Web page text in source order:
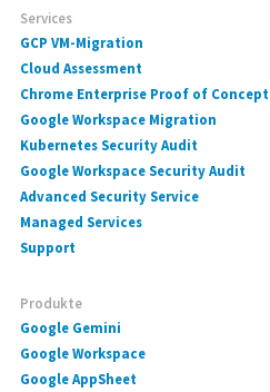
Services
GCP VM-Migration
Cloud Assessment
Chrome Enterprise Proof of Concept
Google Workspace Migration
Kubernetes Security Audit
Google Workspace Security Audit
Advanced Security Service
Managed Services
Support
Produkte
Google Gemini
Google Workspace
Google AppSheet